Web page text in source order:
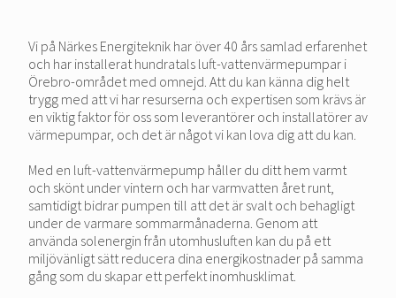
Vi på Närkes Energiteknik har över 40 års samlad erfarenhet
och har installerat hundratals luft-vattenvärmepumpar i
Örebro-området med omnejd. Att du kan känna dig helt
trygg med att vi har resurserna och expertisen som krävs är
en viktig faktor för oss som leverantörer och installatörer av
värmepumpar, och det är något vi kan lova dig att du kan.
Med en luft-vattenvärmepump håller du ditt hem varmt
och skönt under vintern och har varmvatten året runt,
samtidigt bidrar pumpen till att det är svalt och behagligt
under de varmare sommarmånaderna. Genom att
använda solenergin från utomhusluften kan du på ett
miljövänligt sätt reducera dina energikostnader på samma
gång som du skapar ett perfekt inomhusklimat.